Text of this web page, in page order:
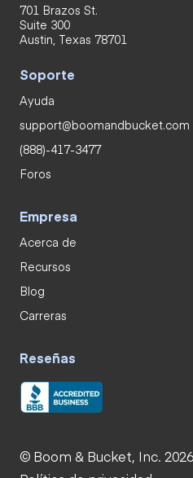
701 Brazos St.
Suite 300
Austin, Texas 78701
Soporte
Ayuda
support@boomandbucket.com
(888)-417-3477
Foros
Empresa
Acerca de
Recursos
Blog
Carreras
Reseñas
© Boom & Bucket, Inc. 2026